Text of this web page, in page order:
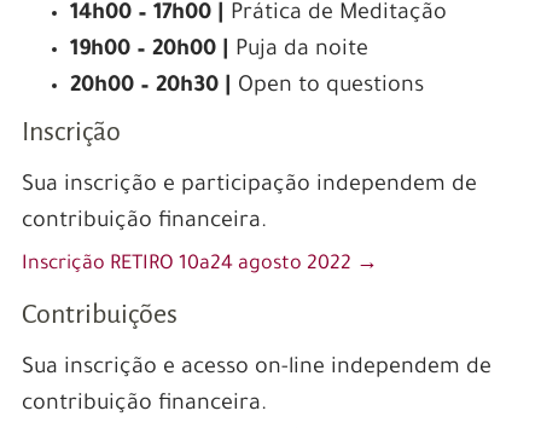
14h00 – 17h00 |
Prática de Meditação
19h00 – 20h00 |
Puja da noite
20h00 – 20h30 |
Open to questions
Inscrição
Sua inscrição e participação independem de
contribuição financeira.
Inscrição RETIRO 10a24 agosto 2022 →
Contribuições
Sua inscrição e acesso on-line independem de
contribuição financeira.